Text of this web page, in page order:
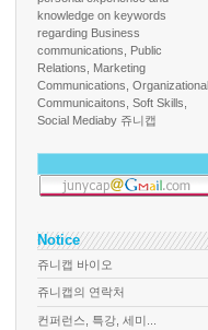
knowledge on keywords
regarding Business
communications, Public
Relations, Marketing
Communications, Organizational
Communicaitons, Soft Skills,
Social Mediaby 쥬니캡
Notice
쥬니캡 바이오
쥬니캡의 연락처
컨퍼런스, 특강, 세미...